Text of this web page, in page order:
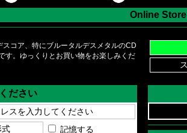
Online Store
コア、特にブルータルデスメタルのCD
す。ゆっくりとお買い物をお楽しみくだ
ださい
記憶する